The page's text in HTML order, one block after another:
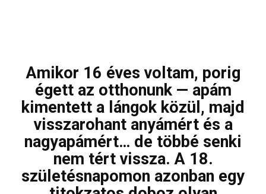
Amikor 16 éves voltam, porig
égett az otthonunk — apám
kimentett a lángok közül, majd
visszarohant anyámért és a
nagyapámért… de többé senki
nem tért vissza. A 18.
születésnapomon azonban egy